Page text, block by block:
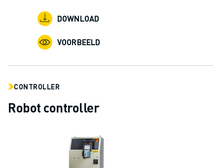
DOWNLOAD
VOORBEELD
CONTROLLER
Robot controller